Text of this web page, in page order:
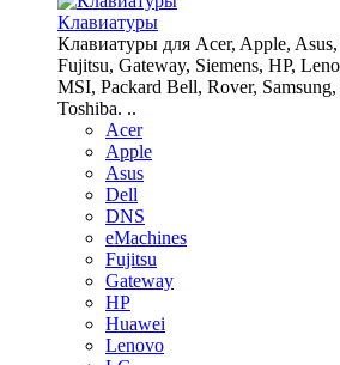
Клавиатуры
Клавиатуры для Acer, Apple,
Fujitsu, Gateway, Siemens, HP,
MSI, Packard Bell, Rover,
Toshiba. ..
Acer
Apple
Asus
Dell
DNS
eMachines
Fujitsu
Gateway
HP
Huawei
Lenovo